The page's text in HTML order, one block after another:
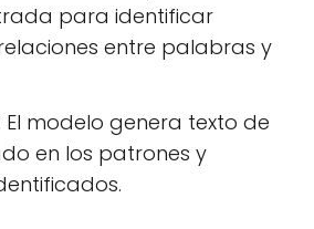
para identificar
entre palabras y
El modelo genera texto de
en los patrones y